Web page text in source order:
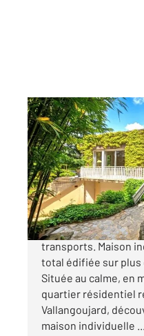
VALLANGOUJARD 95
137,79 m2, 5 pièces
Ref : 276
Maison à vendre
385
Dans un village
transports. Maison
total édifiée sur plus
Située au calme, en
quartier résidentiel
Vallangoujard,
maison individuelle ...